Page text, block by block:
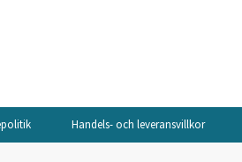
Handels- och leveransvillkor